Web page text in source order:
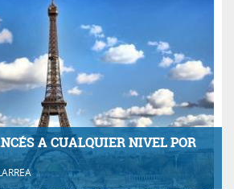
A CUALQUIER NIVEL POR